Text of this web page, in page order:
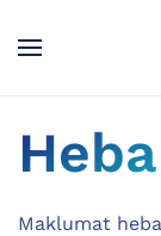
Maklumat